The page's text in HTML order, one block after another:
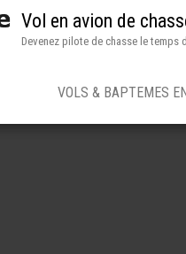
Vol en avion de
Devenez pilote de chasse le temps
VOLS & BAPTEMES